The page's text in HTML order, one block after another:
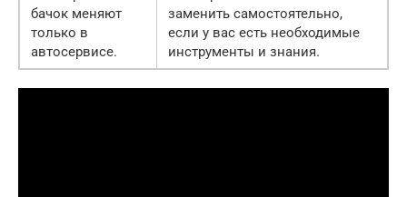
бачок меняют
только в
автосервисе.
заменить самостоятельно,
если у вас есть необходимые
инструменты и знания.